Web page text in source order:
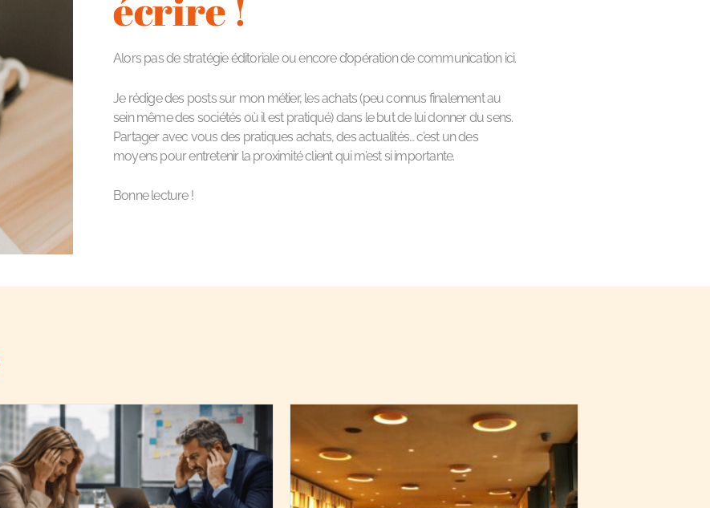
Alors pas de stratégie éditoriale ou encore d’opération de communication ici.
Je rédige des posts sur mon métier, les achats (peu connus finalement au
sein même des sociétés où il est pratiqué) dans le but de lui donner du sens.
Partager avec vous des pratiques achats, des actualités… c’est un des
moyens pour entretenir la proximité client qui m’est si importante.
Bonne lecture !